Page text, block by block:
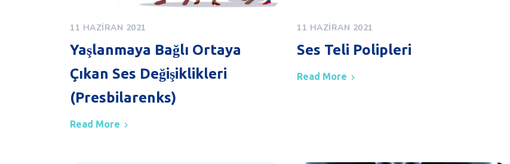
11 HAZIRAN 2021
Yaşlanmaya Bağlı Ortaya
Çıkan Ses Değişiklikleri
(Presbilarenks)
Read More
11 HAZIRAN 2021
Ses Teli Polipleri
Read More